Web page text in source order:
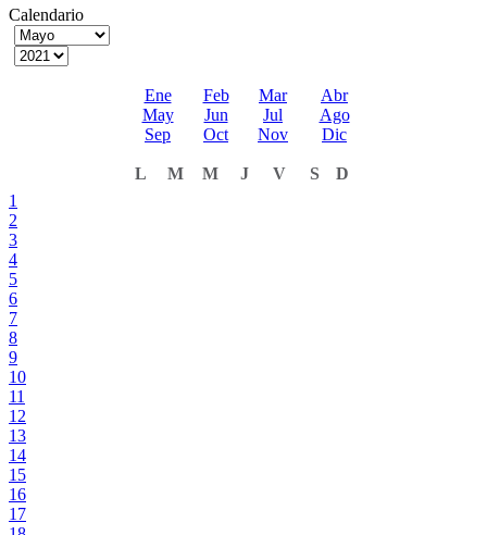
Calendario
Ene Feb Mar
Abr
May
Jun Jul
Ago
Sep
Oct Nov Dic
L M M J V S
D
1
2
3
4
5
6
7
8
9
10
11
12
13
14
15
16
17